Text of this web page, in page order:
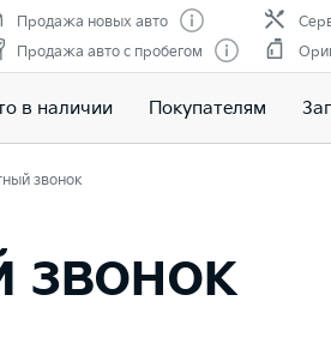
Продажа новых авто
Продажа авто с пробегом
в наличии Покупателям
звонок
звонок